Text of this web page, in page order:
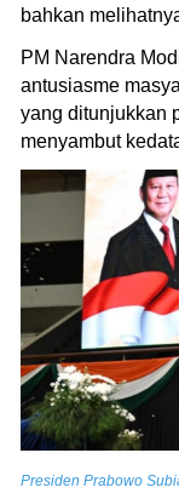
bahkan
PM Narendra
antusiasme
yang ditunjukkan
menyambut
Presiden Prabowo